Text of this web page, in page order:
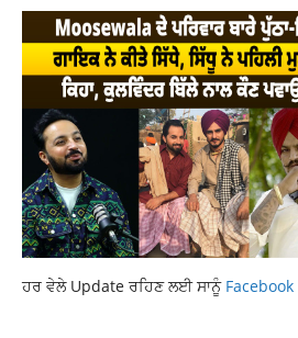
ਹਰ ਵੇਲੇ Update ਰਹਿਣ ਲਈ ਸਾਨੂੰ Facebook